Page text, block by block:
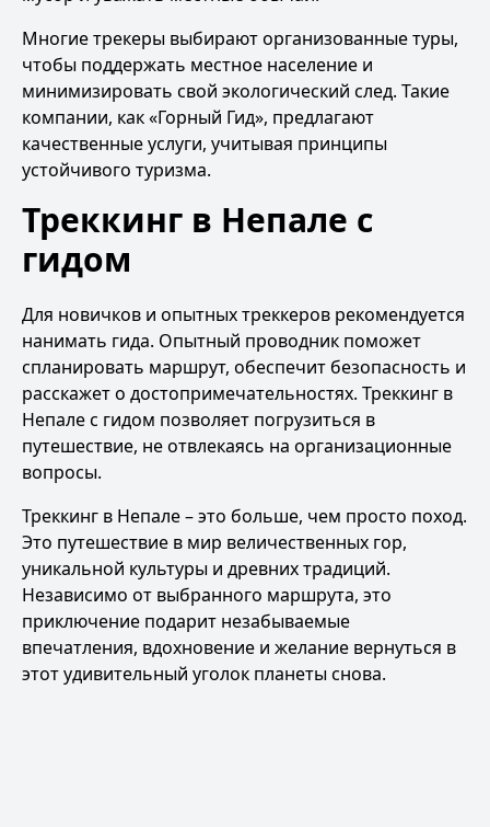
Многие трекеры выбирают организованные туры,
чтобы поддержать местное население и
минимизировать свой экологический след. Такие
компании, как «Горный Гид», предлагают
качественные услуги, учитывая принципы
устойчивого туризма.
Треккинг в Непале с
гидом
Для новичков и опытных треккеров рекомендуется
нанимать гида. Опытный проводник поможет
спланировать маршрут, обеспечит безопасность и
расскажет о достопримечательностях. Треккинг в
Непале с гидом позволяет погрузиться в
путешествие, не отвлекаясь на организационные
вопросы.
Треккинг в Непале – это больше, чем просто поход.
Это путешествие в мир величественных гор,
уникальной культуры и древних традиций.
Независимо от выбранного маршрута, это
приключение подарит незабываемые
впечатления, вдохновение и желание вернуться в
этот удивительный уголок планеты снова.